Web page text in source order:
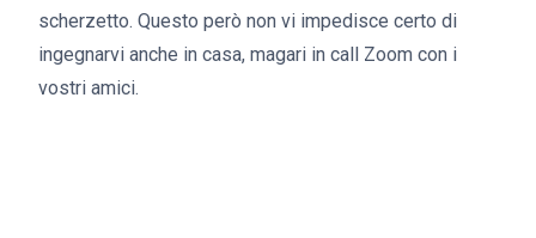
scherzetto. Questo però non vi impedisce certo di
ingegnarvi anche in casa, magari in call Zoom con i
vostri amici.